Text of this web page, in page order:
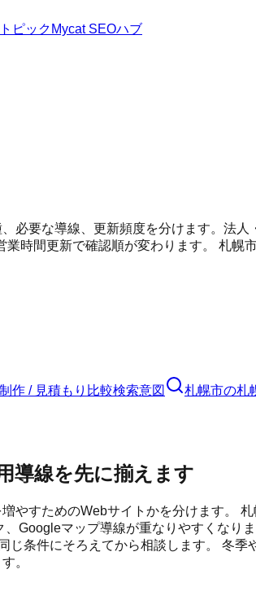
ピック Mycat SEOハブ
必要な導線、更新頻度を分けます。法
時間更新で確認順が変わります。 札幌
作 / 見積もり比較検索意図 札幌市の札
導線を先に揃えます
やすためのWebサイトかを分けます。
Googleマップ導線が重なりやすくなり
条件にそろえてから相談します。 冬
。